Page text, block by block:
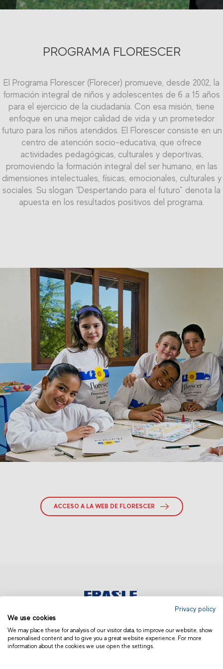
PROGRAMA FLORESCER
El Programa Florescer (Florecer) promueve, desde 2002, la
formación integral de niños y adolescentes de 6 a 15 años
para el ejercicio de la ciudadanía. Con esa misión, tiene
enfoque en una mejor calidad de vida y un prometedor
futuro para los niños atendidos. El Florescer consiste en un
centro de atención socio-educativa, que ofrece
actividades pedagógicas, culturales y deportivas,
promoviendo la formación integral del ser humano, en las
dimensiones intelectuales, físicas, emocionales, culturales y
sociales. Su slogan “Despertando para el futuro” denota la
apuesta en los resultados positivos del programa.
ACCESO A LA WEB DE FLORESCER
El programa Qualificar (Calificar) del Centro de Educación
Profesional Randoncorp les propicia a los adolescentes la
calificación en el mercado laboral, ofreciéndoles iniciación
profesional en el segmento metal-mecánico y en el
segmento comercio-servicios. El proyecto cuenta con un
área de más de mil metros cuadrados y capacidad para
formar más de 200 jóvenes simultáneamente.
AMÉRICA LATINA | OTROS
Privacy policy
We use cookies
We may place these for analysis of our visitor data, to improve our website, show
personalised content and to give you a great website experience. For more
information about the cookies we use open the settings.